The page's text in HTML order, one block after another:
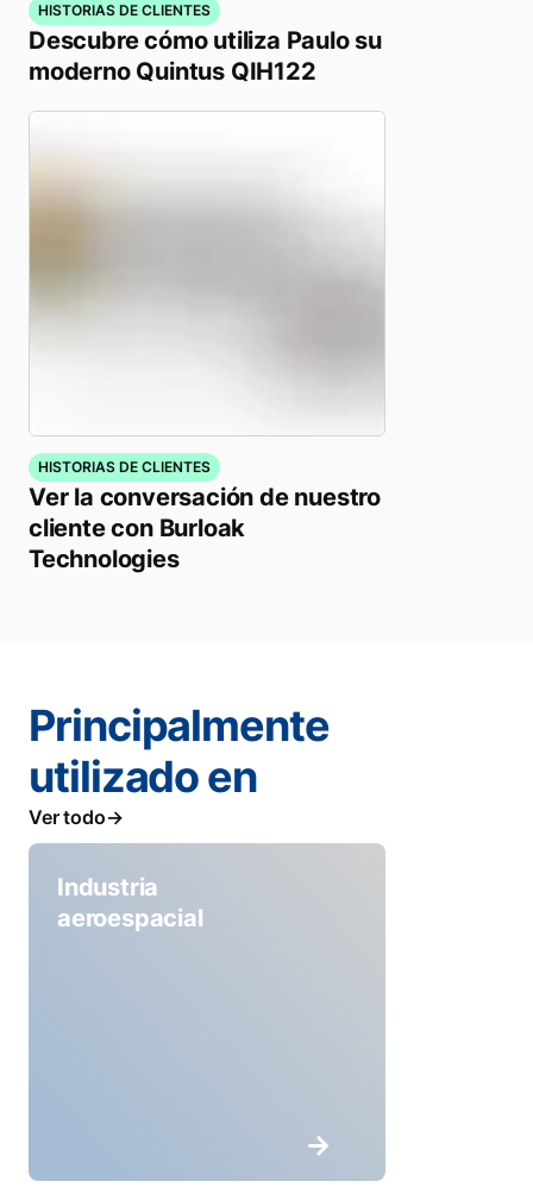
HISTORIAS DE CLIENTES
Descubre cómo utiliza Paulo su
moderno Quintus QIH122
HISTORIAS DE CLIENTES
Ver la conversación de nuestro
cliente con Burloak
Technologies
Principalmente
utilizado en
Ver todo
Industria
aeroespacial